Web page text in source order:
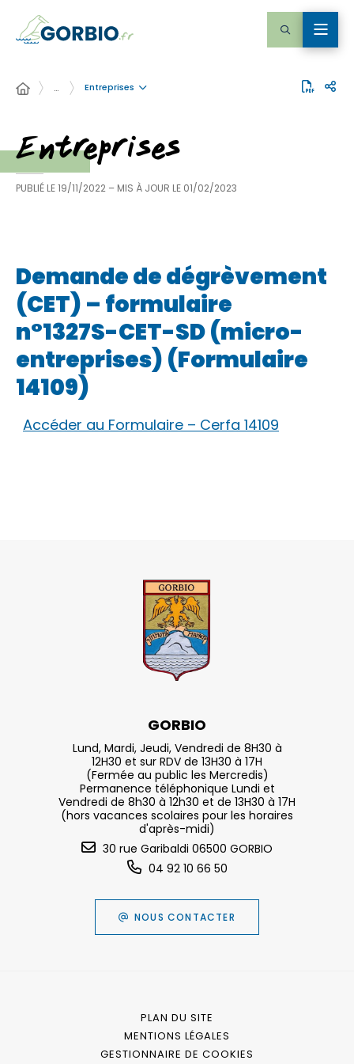
… Entreprises
Entreprises
PUBLIÉ LE19/11/2022 – MIS À JOUR LE 01/02/2023
Demande de dégrèvement
(CET) – formulaire
n°1327S-CET-SD (micro-
entreprises) (Formulaire
14109)
Accéder au Formulaire – Cerfa 14109
GORBIO
Lund, Mardi, Jeudi, Vendredi de 8H30 à
12H30 et sur RDV de 13H30 à 17H
(Fermée au public les Mercredis)
Permanence téléphonique Lundi et
Vendredi de 8h30 à 12h30 et de 13H30 à 17H
(hors vacances scolaires pour les horaires
d'après-midi)
30 rue Garibaldi 06500 GORBIO
04 92 10 66 50
NOUS CONTACTER
PLAN DU SITE
MENTIONS LÉGALES
GESTIONNAIRE DE COOKIES